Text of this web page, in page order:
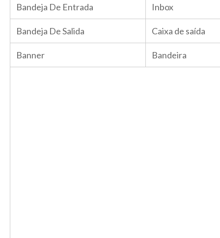
Bandeja De Entrada Inbox
Bandeja De Salida Caixa de saída
Banner Bandeira